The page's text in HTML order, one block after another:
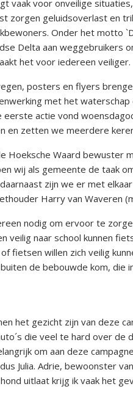
vaak voor onveilige
zorgen geluidsoverlast en
Onder het motto
Delta aan weggebruikers
het voor iedereen veiliger.
posters en flyers
met het
actie vond
en zetten we meerdere
Hoeksche Waard bewuster
wij als gemeente de taak
zijn we er met
Harry van Waveren
nodig om ervoor te
veilig naar school kunnen
fietsen willen zich veilig
de bebouwde kom, die
het gezicht zijn van deze
die veel te hard over
om aan deze
Julia. Adrie, bewoonster
uitlaat krijg ik vaak het